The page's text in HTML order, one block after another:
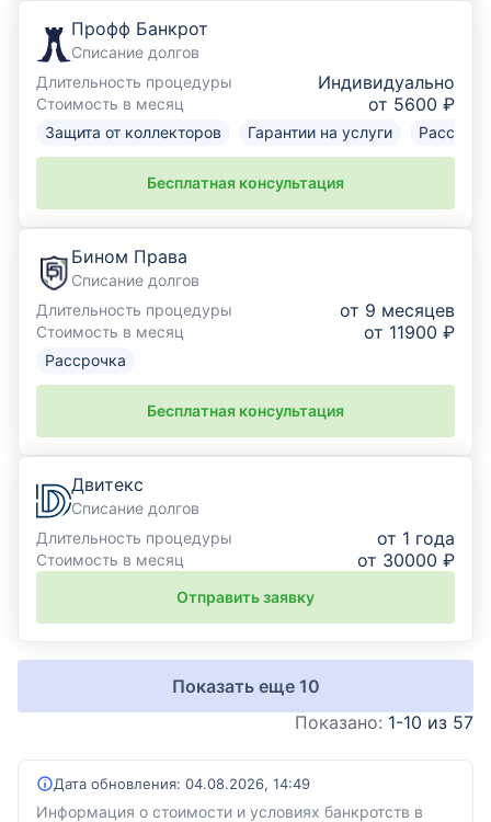
Профф Банкрот
Списание долгов
Длительность процедуры
Индивидуально
Стоимость в месяц от 5600 ₽
Защита от коллекторов Гарантии на услуги
Бесплатная консультация
Бином Права
Списание долгов
Длительность процедуры
от 9 месяцев
Стоимость в месяц от 11900 ₽
Рассрочка
Бесплатная консультация
Двитекс
Списание долгов
Длительность процедуры
от 1 года
Стоимость в месяц от 30000 ₽
Отправить заявку
Показать еще 10
Показано: 1-10 из 57
Дата обновления: 04.08.2026, 14:49
Информация о стоимости и условиях банкротств в